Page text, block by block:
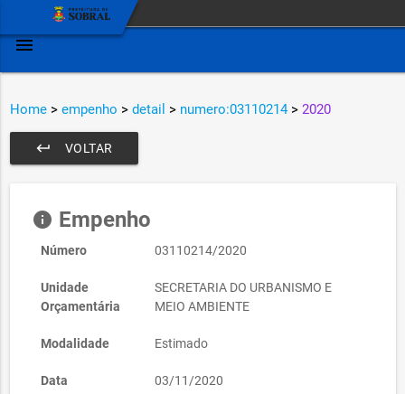
menu
Home > empenho > detail > numero:03110214> 2020
VOLTAR
keyboard_return
info Empenho
Número 03110214/2020
Unidade
Orçamentária
SECRETARIA DO URBANISMO E
MEIO AMBIENTE
Modalidade Estimado
Data 03/11/2020